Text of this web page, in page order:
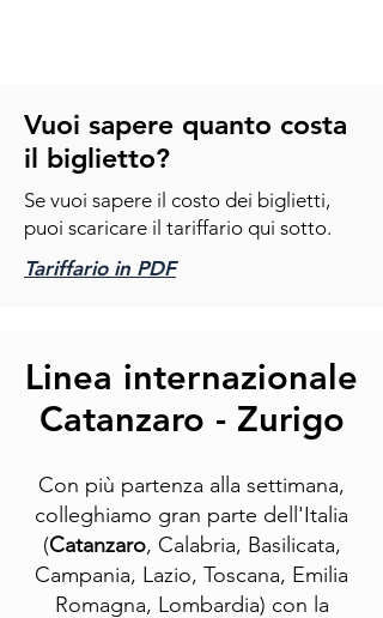
Vuoi sapere quanto costa
il biglietto?
Se vuoi sapere il costo dei biglietti,
puoi scaricare il tariffario qui sotto.
Tariffario in PDF
Linea internazionale
Catanzaro - Zurigo
Con più partenza alla settimana,
colleghiamo gran parte dell'Italia
(Catanzaro, Calabria, Basilicata,
Campania, Lazio, Toscana, Emilia
Romagna, Lombardia) con la